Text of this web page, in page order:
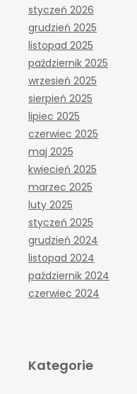
styczeń 2026
grudzień 2025
listopad 2025
październik 2025
wrzesień 2025
sierpień 2025
lipiec 2025
czerwiec 2025
maj 2025
kwiecień 2025
marzec 2025
luty 2025
styczeń 2025
grudzień 2024
listopad 2024
październik 2024
czerwiec 2024
Kategorie